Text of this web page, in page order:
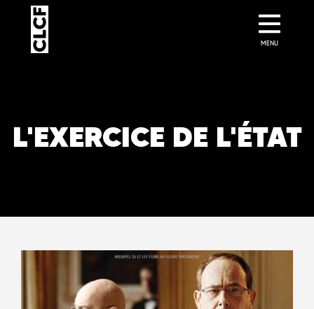
L'EXERCICE DE L'ÉTAT
MENU